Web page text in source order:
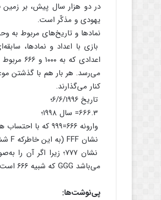
در دو هزار سال پیش، بر زمین
یهودی و مذکّر است.
نمادها و تاریخ‌های مربوط به
بازی با اعداد و نماد‌ها،
می‌رسد. هر بار هم با گذشتن
کنار می‌گذارند.
تاریخ ۶/۶/۱۹۹۶؛
وارونه ۶۶۶=۹۹۹ که با احتساب هزاره گرایی = سال ۱۹۹۹؛
نشان FFF (به این خاطرکه F ششمین حرف الفبای انگلیسی است= 666)؛
می‌باشد GGG که شبیه ۶۶۶ است.
پی‌نوشت‌ها: